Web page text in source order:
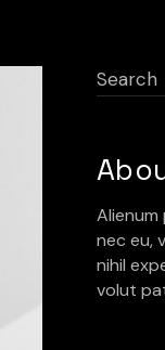
nec eu,
nihil
volut